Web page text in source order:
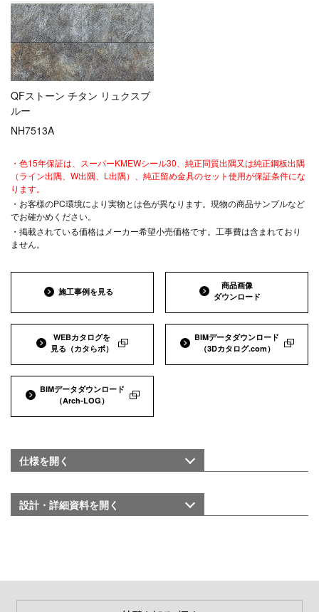
QFストーン チタン リュクスブ
ルー
NH7513A
・色15年保証は、スーパーKMEWシール30、純正同質出隅又は純正鋼板出隅
（ライン出隅、W出隅、L出隅）、純正留め金具のセット使用が保証条件にな
ります。
・お客様のPC環境により実物とは色が異なります。現物の商品サンプルなど
でお確かめください。
・掲載されている価格はメーカー希望小売価格です。工事費は含まれており
ません。
施工事例を見る
商品画像
ダウンロード
WEBカタログを
見る （カタらボ）
BIMデータダウンロード
（3Dカタログ.com）
BIMデータダウンロード
（Arch-LOG）
仕様を開く
設計・詳細資料を開く